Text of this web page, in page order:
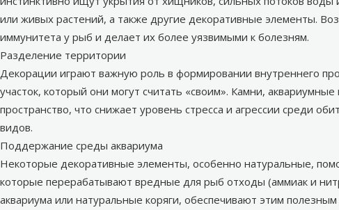
или живых растений, а также другие декоративные элементы.
иммунитета у рыб и делает их более уязвимыми к болезням.
Разделение территории
Декорации играют важную роль в формировании внутреннего
участок, который они могут считать «своим». Камни, аквариумные
пространство, что снижает уровень стресса и агрессии среди
видов.
Поддержание среды аквариума
Некоторые декоративные элементы, особенно натуральные,
которые перерабатывают вредные для рыб отходы (аммиак и
аквариума или натуральные коряги, обеспечивают этим